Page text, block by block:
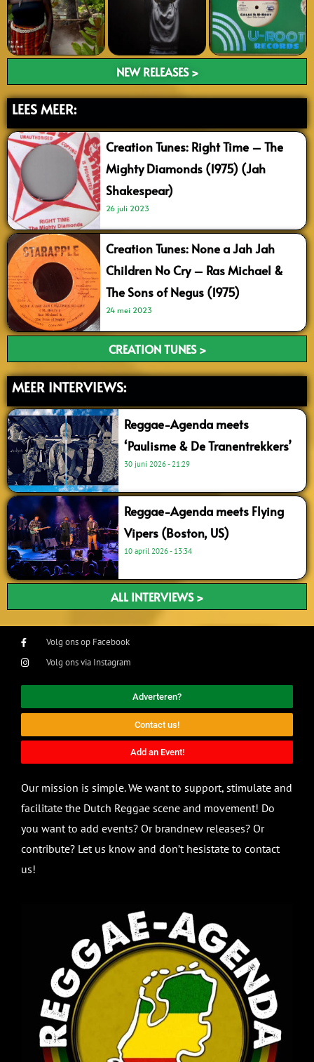
NEW RELEASES >
LEES MEER:
Creation Tunes: Right Time – The
Mighty Diamonds (1975) (Jah
Shakespear)
26 juli 2023
Creation Tunes: None a Jah Jah
Children No Cry – Ras Michael &
The Sons of Negus (1975)
24 mei 2023
CREATION TUNES >
MEER INTERVIEWS:
Reggae-Agenda meets
‘Paulisme & De Tranentrekkers’
30 juni 2026 21:29
Reggae-Agenda meets Flying
Vipers (Boston, US)
10 april 2026 13:34
ALL INTERVIEWS >
Volg ons op Facebook
Volg ons via Instagram
Adverteren?
Contact us!
Add an Event!
Our mission is simple. We want to support, stimulate and
facilitate the Dutch Reggae scene and movement! Do
you want to add events? Or brandnew releases? Or
contribute? Let us know and don’t hesistate to contact
us!